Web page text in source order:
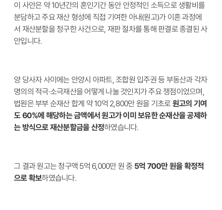
이 사안은 약 10년간의 혼인기간 동안 안정적인 소득으로 생활비를
분담하고 주요 재산 형성에 직접 기여한 아내(원고)가 이혼 과정에
서 재산분할을 청구한 사건으로, 재판 절차를 통해 판결로 종결된 사
안입니다.
양 당사자 사이에는 안양시 아파트, 조합원 입주권 등 부동산과 각자
명의의 적극·소극재산을 어떻게 나눌 것인지가 주요 쟁점이었으며,
법원은 부부 순재산 합계 약 10억 2,800만 원을 기초로 원고의 기여
도 60%에 해당하는 금액에서 원고가 이미 보유한 순재산을 공제하
는 방식으로 재산분할금을 산정하였습니다.
그 결과 원고는 청구액 5억 6,000만 원 중 5억 700만 원을 확정적
으로 확보하였습니다.